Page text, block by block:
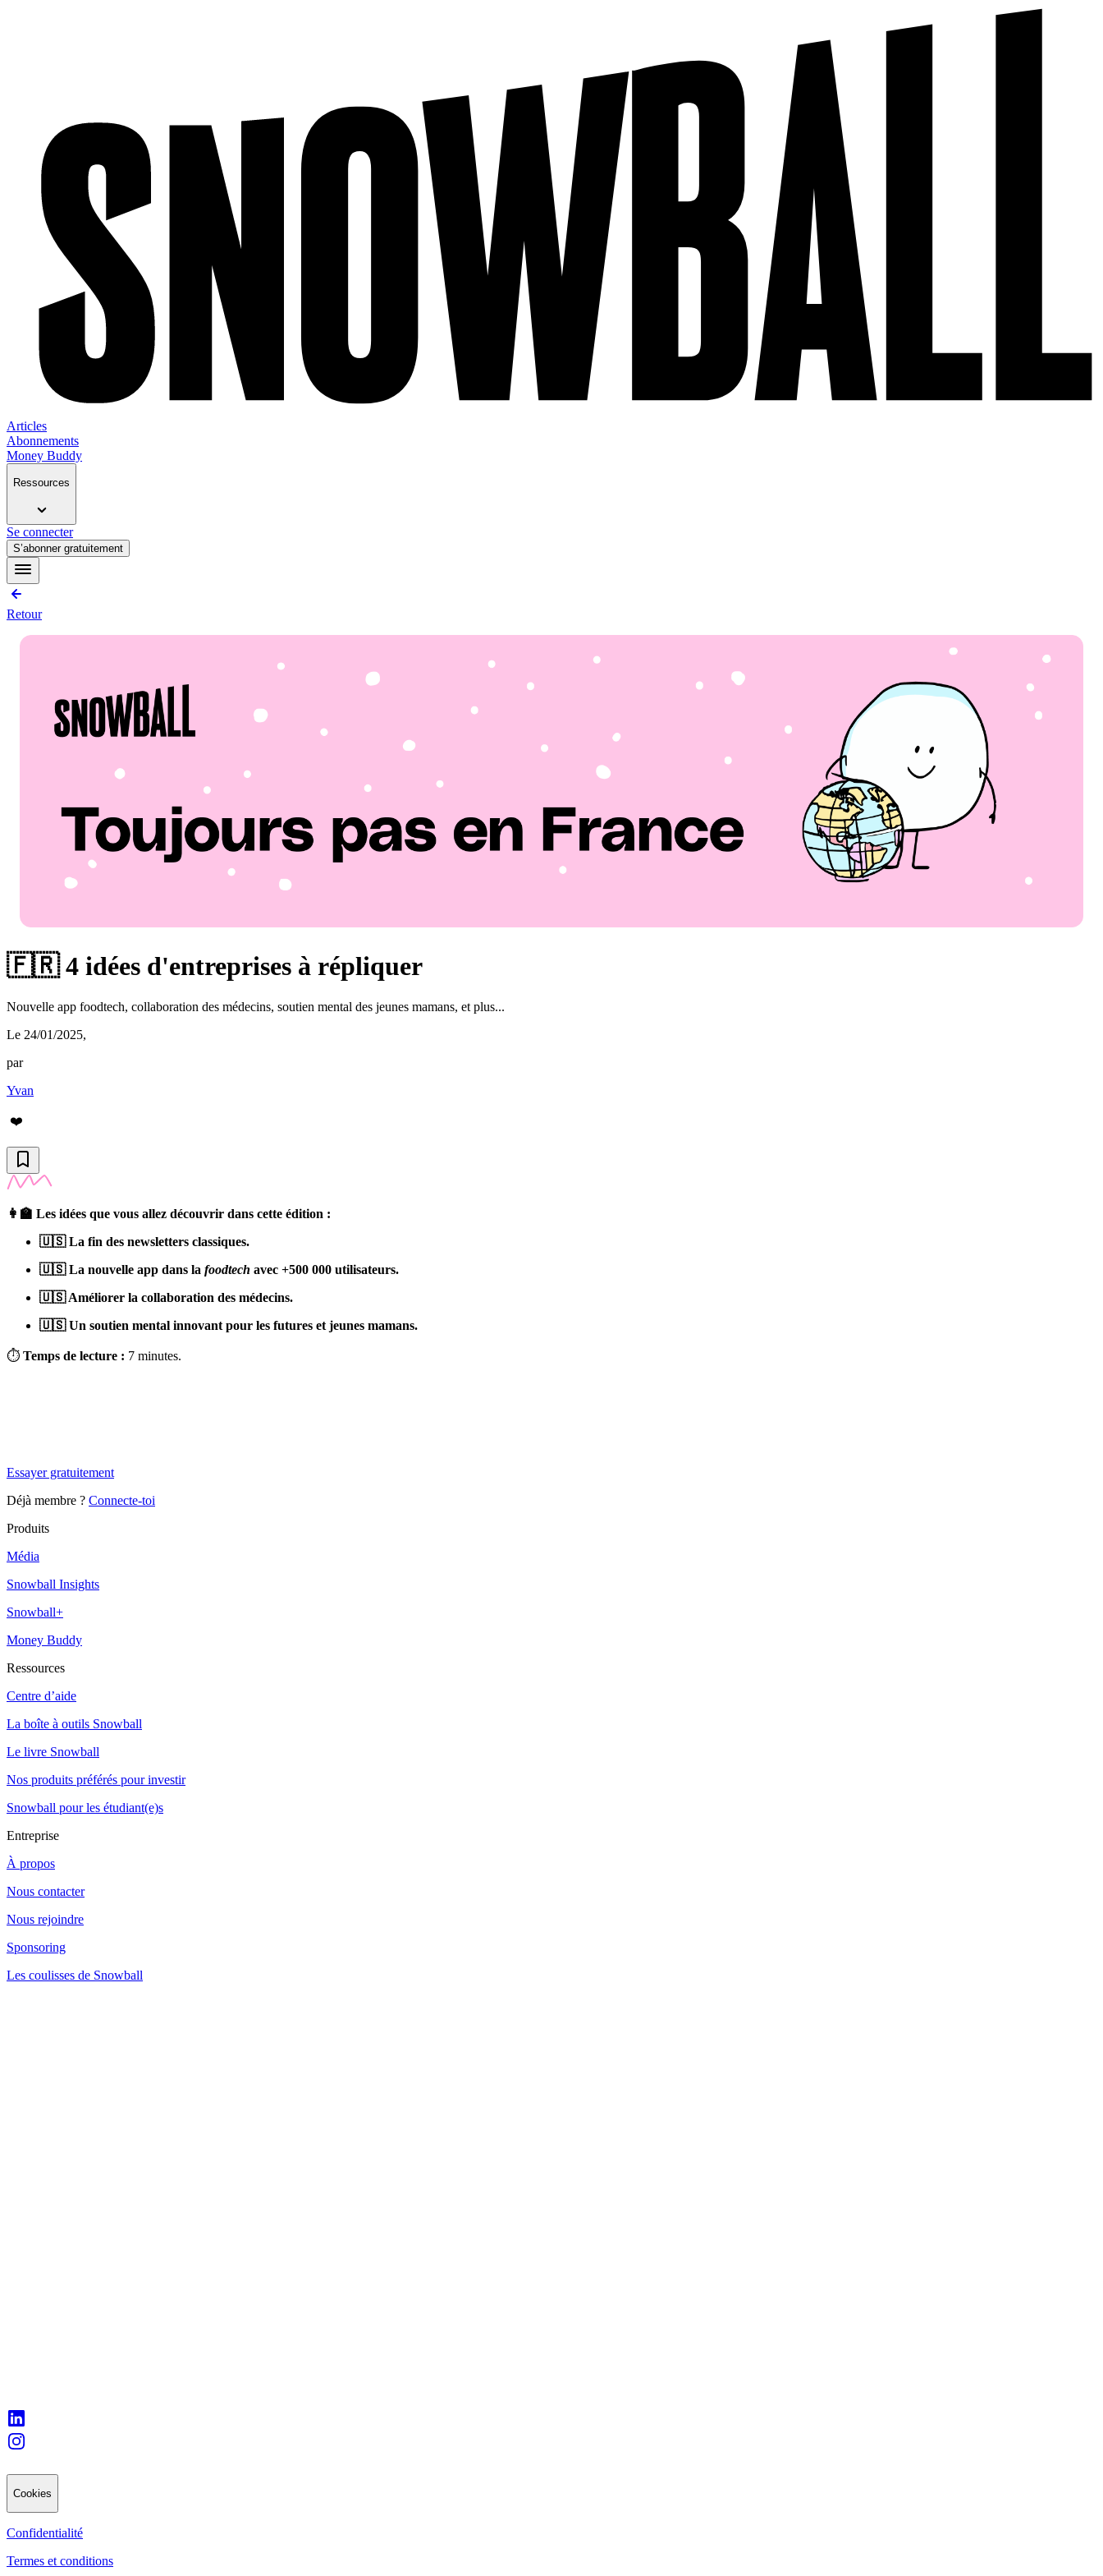
Articles
Abonnements
Money Buddy
Ressources
Se connecter
S’abonner gratuitement
Retour
🇫🇷 4 idées d'entreprises à répliquer
Nouvelle app foodtech, collaboration des médecins, soutien mental des jeunes mamans, et plus...
Le 24/01/2025,
par
Yvan
❤️
👩‍🏫 Les idées que vous allez découvrir dans cette édition :
🇺🇸 La fin des newsletters classiques.
🇺🇸 La nouvelle app dans la foodtech avec +500 000 utilisateurs.
🇺🇸 Améliorer la collaboration des médecins.
🇺🇸 Un soutien mental innovant pour les futures et jeunes mamans.
⏱ Temps de lecture : 7 minutes.
Essayer gratuitement
Déjà membre ? Connecte-toi
Produits
Média
Snowball Insights
Snowball+
Money Buddy
Ressources
Centre d’aide
La boîte à outils Snowball
Le livre Snowball
Nos produits préférés pour investir
Snowball pour les étudiant(e)s
Entreprise
À propos
Nous contacter
Nous rejoindre
Sponsoring
Les coulisses de Snowball
Cookies
Confidentialité
Termes et conditions